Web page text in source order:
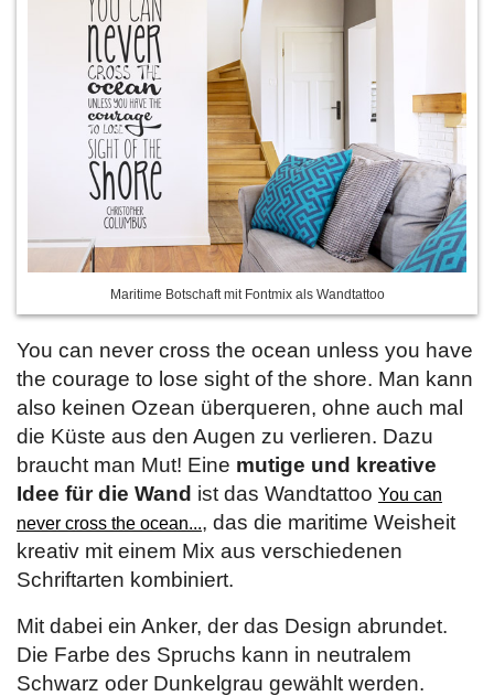
Maritime Botschaft mit Fontmix als Wandtattoo
You can never cross the ocean unless you have
the courage to lose sight of the shore. Man kann
also keinen Ozean überqueren, ohne auch mal
die Küste aus den Augen zu verlieren. Dazu
braucht man Mut! Eine mutige und kreative
Idee für die Wand ist das Wandtattoo You can
never cross the ocean..., das die maritime Weisheit
kreativ mit einem Mix aus verschiedenen
Schriftarten kombiniert.
Mit dabei ein Anker, der das Design abrundet.
Die Farbe des Spruchs kann in neutralem
Schwarz oder Dunkelgrau gewählt werden.